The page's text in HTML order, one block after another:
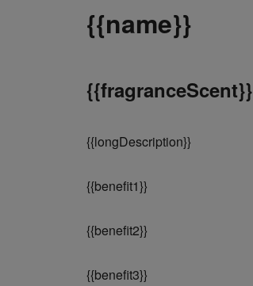
{{name}}
{{fragranceScent}}
{{longDescription}}
{{benefit1}}
{{benefit2}}
{{benefit3}}